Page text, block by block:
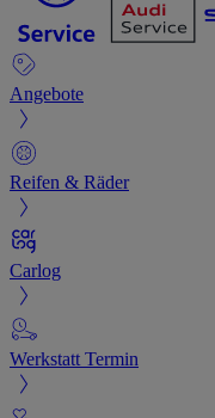
Angebote
Reifen & Räder
Carlog
Werkstatt Termin